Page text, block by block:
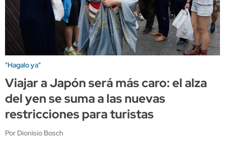
"Hagalo ya"
Viajar a Japón será más caro: el alza
del yen se suma a las nuevas
restricciones para turistas
Por Dionisio Bosch